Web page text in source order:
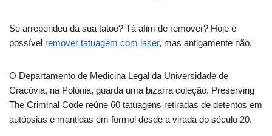
Se arrependeu da sua tatoo? Tá afim de remover? Hoje é
possível remover tatuagem com laser, mas antigamente não.
O Departamento de Medicina Legal da Universidade de
Cracóvia, na Polônia, guarda uma bizarra coleção. Preserving
The Criminal Code reúne 60 tatuagens retiradas de detentos em
autópsias e mantidas em formol desde a virada do século 20.